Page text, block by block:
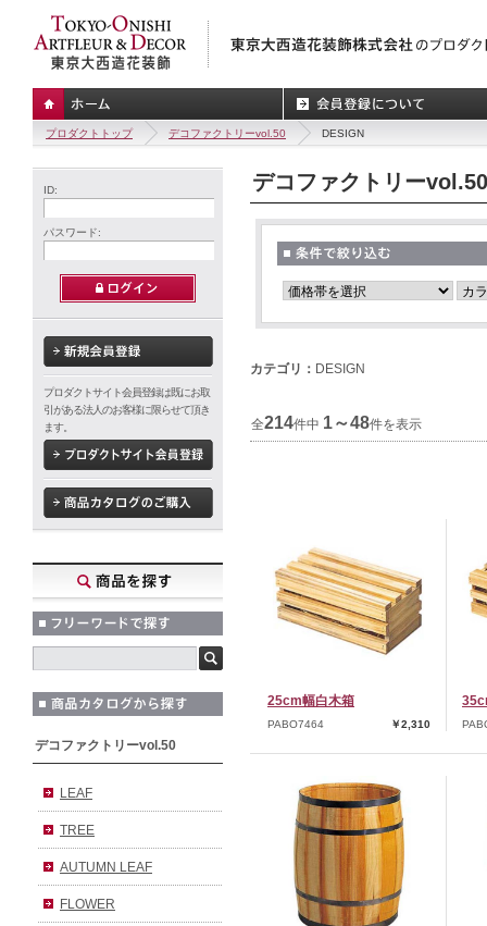
プロダクトトップ デコファクトリーvol.50 DESIGN
ID:
パスワード:
プロダクトサイト会員登録は既にお取
引がある法人のお客様に限らせて頂き
ます。
デコファクトリーvol.50
LEAF
TREE
AUTUMN LEAF
FLOWER
デコファクトリーvol.50
カテゴリ： DESIGN
全214件中 1～48件を表示
25cm幅白木箱
PABO7464 ￥2,310